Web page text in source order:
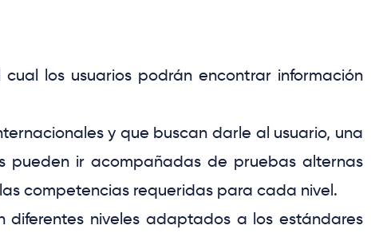
cual los usuarios podrán encontrar información
y que buscan darle al usuario, una
pueden ir acompañadas de pruebas alternas
competencias requeridas para cada nivel.
diferentes niveles adaptados a los estándares